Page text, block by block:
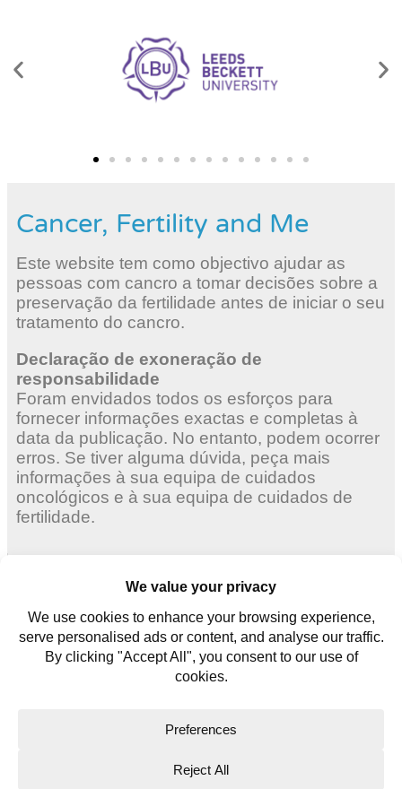
Cancer, Fertility and Me
Este website tem como objectivo ajudar as
pessoas com cancro a tomar decisões sobre a
preservação da fertilidade antes de iniciar o seu
tratamento do cancro.
Declaração de exoneração de
responsabilidade
Foram envidados todos os esforços para
fornecer informações exactas e completas à
data da publicação. No entanto, podem ocorrer
erros. Se tiver alguma dúvida, peça mais
informações à sua equipa de cuidados
oncológicos e à sua equipa de cuidados de
fertilidade.
Homens jovens
Contate-nos
Copyright © 2026. All rights reserved.